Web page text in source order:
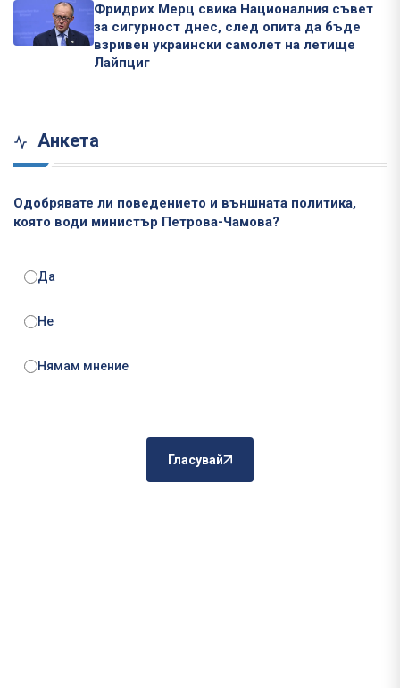
Фридрих Мерц свика Националния съвет
за сигурност днес, след опита да бъде
взривен украински самолет на летище
Лайпциг
Анкета
Одобрявате ли поведението и външната политика,
която води министър Петрова-Чамова?
Да
Не
Нямам мнение
Гласувай